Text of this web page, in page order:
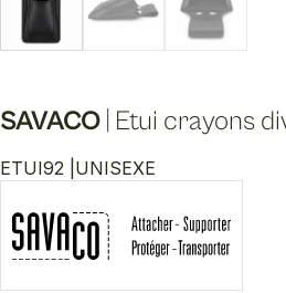
SAVACO Etui crayons
ETUI92 | UNISEXE